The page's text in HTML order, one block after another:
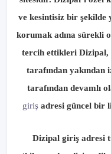
ve kesintisiz bir şekilde
korumak adına sürekli
tercih ettikleri
tarafından yakından
tarafından devamlı
giriş adresi güncel bir
Dizipal giriş adresi